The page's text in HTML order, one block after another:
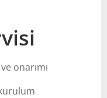
onarımı